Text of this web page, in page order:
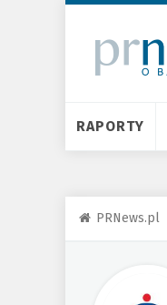
RAPORTY
PRNews.pl